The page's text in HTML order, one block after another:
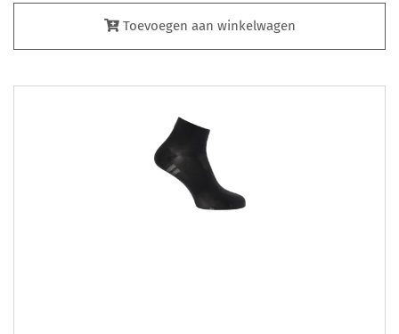
Toevoegen aan winkelwagen